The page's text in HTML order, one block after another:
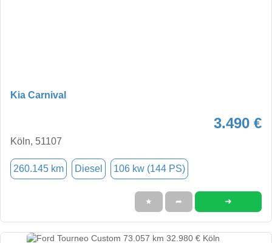
Kia Carnival
3.490 €
Köln, 51107
260.145 km Diesel 106 kw (144 PS)
★ ➦ ➜